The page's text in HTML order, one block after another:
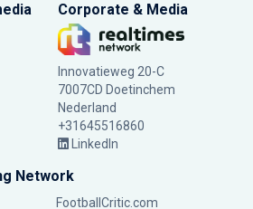
Corporate & Media
Innovatieweg 20-C
7007CD Doetinchem
Nederland
+31645516860
LinkedIn
Network
FootballCritic.com